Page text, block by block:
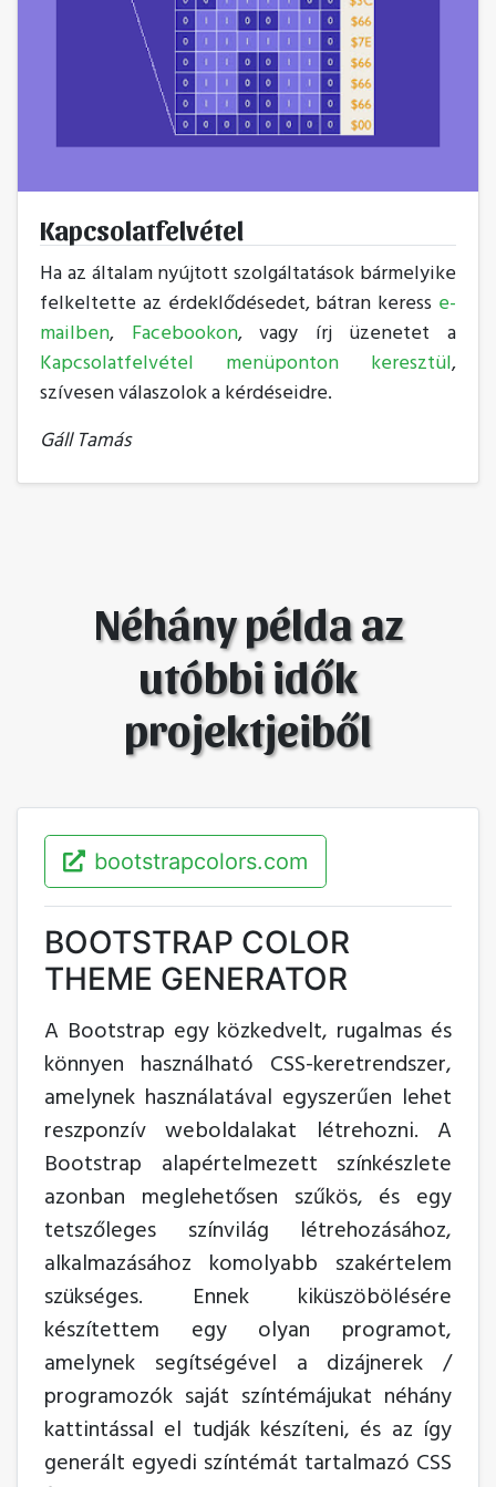
Kapcsolatfelvétel
Ha az általam nyújtott szolgáltatások bármelyike
felkeltette az érdeklődésedet, bátran keress e-
mailben, Facebookon, vagy írj üzenetet a
Kapcsolatfelvétel menüponton keresztül,
szívesen válaszolok a kérdéseidre.
Gáll Tamás
Néhány példa az
utóbbi idők
projektjeiből
bootstrapcolors.com
BOOTSTRAP COLOR
THEME GENERATOR
A Bootstrap egy közkedvelt, rugalmas és
könnyen használható CSS-keretrendszer,
amelynek használatával egyszerűen lehet
reszponzív weboldalakat létrehozni. A
Bootstrap alapértelmezett színkészlete
azonban meglehetősen szűkös, és egy
tetszőleges színvilág létrehozásához,
alkalmazásához komolyabb szakértelem
szükséges. Ennek kiküszöbölésére
készítettem egy olyan programot,
amelynek segítségével a dizájnerek /
programozók saját színtémájukat néhány
kattintással el tudják készíteni, és az így
generált egyedi színtémát tartalmazó CSS